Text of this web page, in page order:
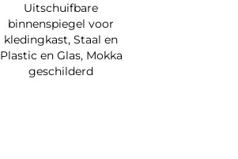
Uitschuifbare
binnenspiegel voor
kledingkast, Staal en
Plastic en Glas, Mokka
geschilderd